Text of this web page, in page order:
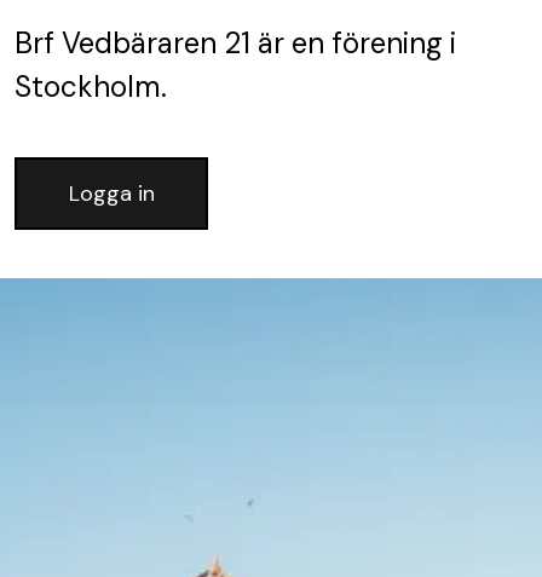
Brf Vedbäraren 21 är en förening i
Stockholm.
Logga in